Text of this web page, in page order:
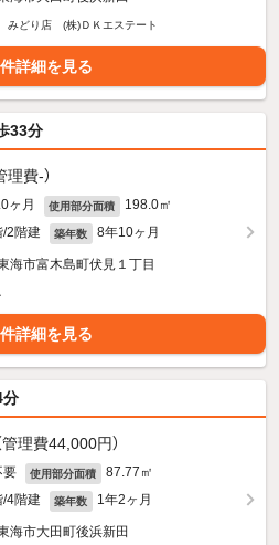
みどり店 (株)ＤＫエステート
詳細を見る
33分
理費-）
ヶ月 使用部分面積 198.0㎡
/2階建 築年数 8年10ヶ月
海市富木島町伏見１丁目
詳細を見る
分
管理費44,000円）
要 使用部分面積 87.77㎡
/4階建 築年数 1年2ヶ月
海市大田町後浜新田